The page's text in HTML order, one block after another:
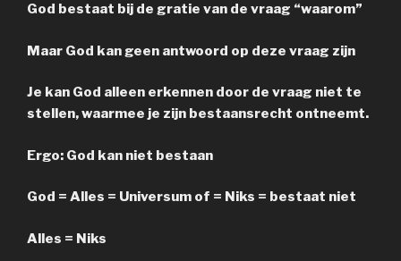
God bestaat bij de gratie van de vraag “waarom”
Maar God kan geen antwoord op deze vraag zijn
Je kan God alleen erkennen door de vraag niet te
stellen, waarmee je zijn bestaansrecht ontneemt.
Ergo: God kan niet bestaan
God = Alles = Universum of = Niks = bestaat niet
Alles = Niks